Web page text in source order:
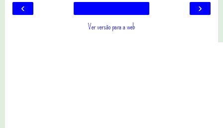
‹ ›
Ver versão para a web